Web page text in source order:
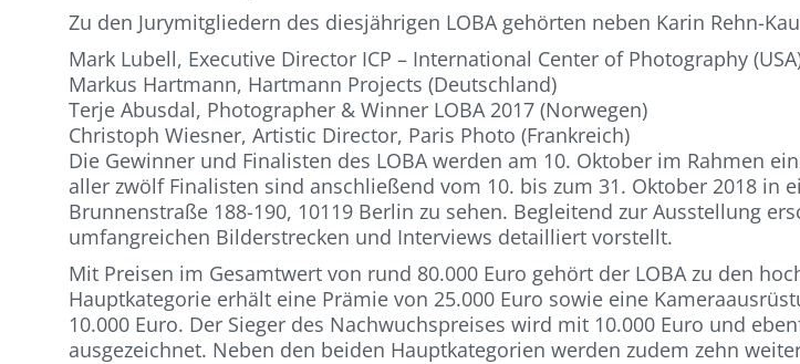
Zu den Jurymitgliedern des diesjährigen LOBA gehörten neben Karin Rehn-
Mark Lubell, Executive Director ICP – International Center of Photography
Markus Hartmann, Hartmann Projects (Deutschland)
Terje Abusdal, Photographer & Winner LOBA 2017 (Norwegen)
Christoph Wiesner, Artistic Director, Paris Photo (Frankreich)
Die Gewinner und Finalisten des LOBA werden am 10. Oktober im Rahmen
aller zwölf Finalisten sind anschließend vom 10. bis zum 31. Oktober 2018 in
Brunnenstraße 188-190, 10119 Berlin zu sehen. Begleitend zur Ausstellung
umfangreichen Bilderstrecken und Interviews detailliert vorstellt.
Mit Preisen im Gesamtwert von rund 80.000 Euro gehört der LOBA zu den
Hauptkategorie erhält eine Prämie von 25.000 Euro sowie eine
10.000 Euro. Der Sieger des Nachwuchspreises wird mit 10.000 Euro und
ausgezeichnet. Neben den beiden Hauptkategorien werden zudem zehn